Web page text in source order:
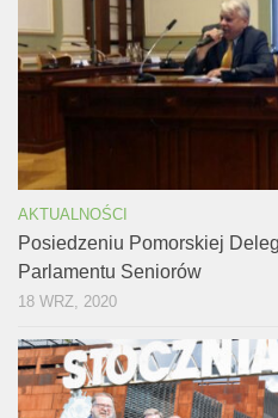
AKTUALNOŚCI
Posiedzeniu Pomorskiej
Parlamentu Seniorów
18 WRZ, 2020